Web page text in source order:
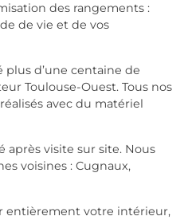
des rangements :
de vie et de vos
plus d’une centaine de
Toulouse-Ouest. Tous nos
avec du matériel
après visite sur site. Nous
voisines : Cugnaux,
entièrement votre intérieur,